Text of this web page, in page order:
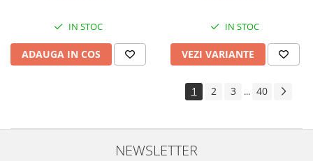
IN STOC
ADAUGA IN COS
IN STOC
VEZI VARIANTE
1 2 3 ... 40
NEWSLETTER